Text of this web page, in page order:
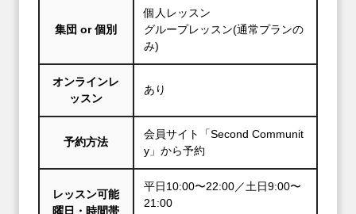
集団 or 個別
個人レッスン
グループレッスン(通常プランの
み)
オンラインレ
ッスン
あり
予約方法
会員サイト「Second Communit
y」から予約
レッスン可能
曜日・時間帯
平日10:00〜22:00／土日9:00〜
21:00